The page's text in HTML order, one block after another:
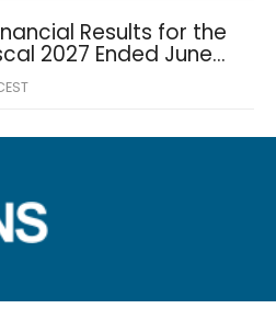
Results for the
2027 Ended June